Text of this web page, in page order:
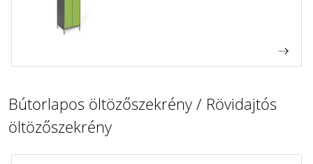
Bútorlapos öltözőszekrény / Rövidajtós
öltözőszekrény